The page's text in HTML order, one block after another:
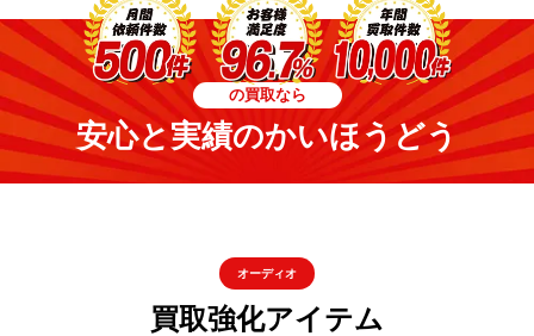
の買取なら
安心と実績のかいほうどう
オーディオ
買取強化アイテム